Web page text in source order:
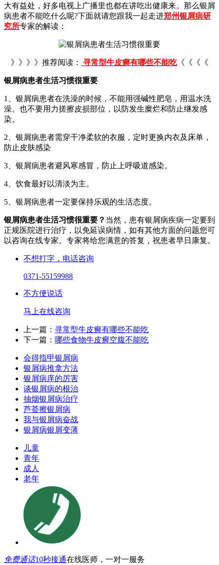
大有益处，好多电视上广播里也都在讲吃出健康来。那么银屑
病患者不能吃什么呢?下面就请您跟我一起走进郑州银屑病研
究所专家的解读：
》》》》推荐阅读： 寻常型牛皮癣有哪些不能吃《《《《
银屑病患者生活习惯很重要
1、银屑病患者在洗澡的时候，不能用强碱性肥皂，用温水洗
澡。也不要用力搓擦皮损部位，以防发生糜烂和防止继发感
染。
2、银屑病患者需穿干净柔软的衣服，定时更换内衣及床单，
防止皮肤感染
3、银屑病患者避风寒感冒，防止上呼吸道感染。
4、饮食最好以清淡为主。
5、银屑病患者一定要保持乐观的生活态度。
银屑病患者生活习惯很重要？ 当然，患有银屑病疾病一定要到
正规医院进行治疗，以免延误病情，如有其他方面的问题您可
以咨询在线专家。专家将给您满意的答复，祝患者早日康复。
不想打字，电话咨询
0371-55159988
不方便说话
马上在线咨询
上一篇： 寻常型牛皮癣有哪些不能吃
下一篇： 哪些食物牛皮癣空腹不能吃
会得指甲银屑病
银屑病推拿方法
银屑病庠的厉害
谈银屑病的根治
抽烟银屑病治疗
芦荟擦银屑病
我与银屑病奋战
银屑病银屑变薄
儿童
青年
成人
老年
免费通话10秒接通在线医师，一对一服务